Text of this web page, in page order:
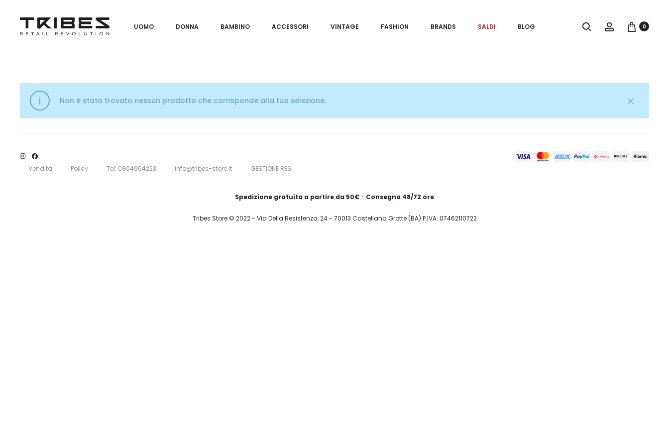
UOMO DONNA BAMBINO ACCESSORI VINTAGE FASHION BRANDS SALDI BLOG Search Account0
Non è stato trovato nessun prodotto che corrisponde alla tua selezione.
Vendita Policy Tel: 0804964223 info@tribes-store.it GESTIONE RESI
Spedizione gratuita a partire da 50€- Consegna 48/72 ore
Tribes Store © 2022 - Via Della Resistenza, 24 - 70013 Castellana Grotte (BA) P.IVA: 07462110722